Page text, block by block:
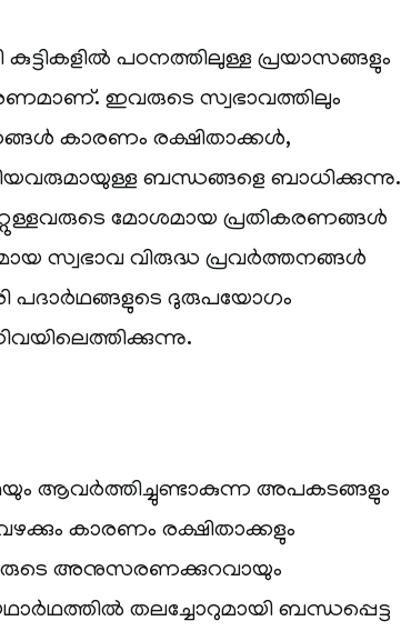
പഠനത്തിലുള്ള പ്രയാസങ്ങളും
ഇവരുടെ സ്വഭാവത്തിലും
കാരണം രക്ഷിതാക്കൾ,
ബന്ധങ്ങളെ ബാധിക്കുന്നു.
മോശമായ പ്രതികരണങ്ങൾ
സ്വഭാവ വിരുദ്ധ പ്രവർത്തനങ്ങൾ
പദാർഥങ്ങളുടെ ദുരുപയോഗം
ആവർത്തിച്ചുണ്ടാകുന്ന അപകടങ്ങളും
കാരണം രക്ഷിതാക്കളും
അനുസരണക്കുറവായും
തലച്ചോറുമായി ബന്ധപ്പെട്ട